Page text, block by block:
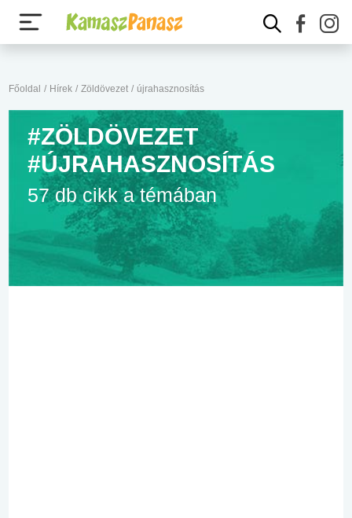
Főoldal / Hírek / Zöldövezet / újrahasznosítás
#ZÖLDÖVEZET
#ÚJRAHASZNOSÍTÁS
57 db cikk a témában